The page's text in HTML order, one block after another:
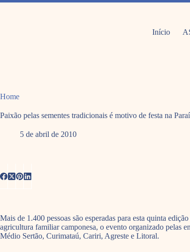
Pular
Início
Home
Paixão pelas sementes tradicionais é motivo de festa na
5 de abril de 2010
Mais de 1.400 pessoas são esperadas para esta quinta
agricultura familiar camponesa, o evento organizado pelas
Médio Sertão, Curimataú, Cariri, Agreste e Litoral.